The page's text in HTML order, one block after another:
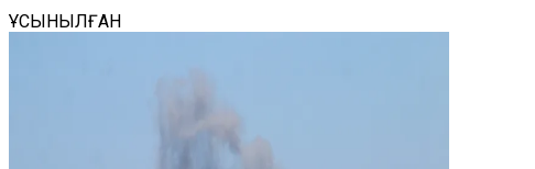
ҰСЫНЫЛҒАН